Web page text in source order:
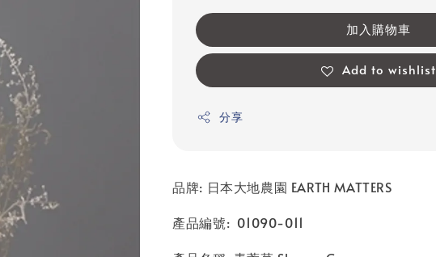
加入購物車
Add to wishlist
分享
品牌: 日本大地農園 EARTH MATTERS
產品編號: 01090-011